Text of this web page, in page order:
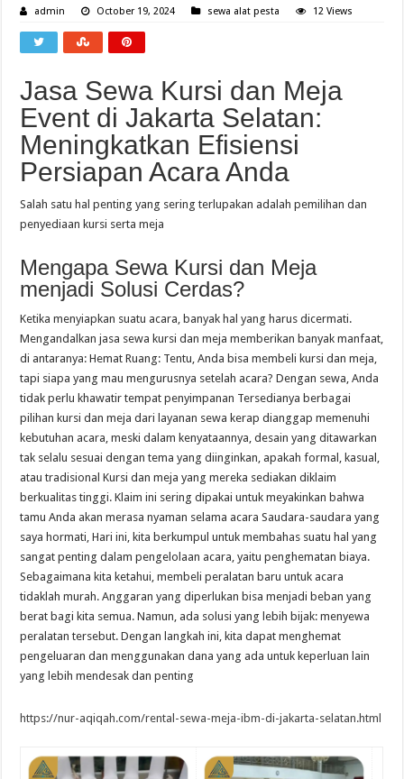
admin October 19, 2024 sewa alat pesta 12 Views
Jasa Sewa Kursi dan Meja
Event di Jakarta Selatan:
Meningkatkan Efisiensi
Persiapan Acara Anda
Salah satu hal penting yang sering terlupakan adalah pemilihan dan
penyediaan kursi serta meja
Mengapa Sewa Kursi dan Meja
menjadi Solusi Cerdas?
Ketika menyiapkan suatu acara, banyak hal yang harus dicermati.
Mengandalkan jasa sewa kursi dan meja memberikan banyak manfaat,
di antaranya: Hemat Ruang: Tentu, Anda bisa membeli kursi dan meja,
tapi siapa yang mau mengurusnya setelah acara? Dengan sewa, Anda
tidak perlu khawatir tempat penyimpanan Tersedianya berbagai
pilihan kursi dan meja dari layanan sewa kerap dianggap memenuhi
kebutuhan acara, meski dalam kenyataannya, desain yang ditawarkan
tak selalu sesuai dengan tema yang diinginkan, apakah formal, kasual,
atau tradisional Kursi dan meja yang mereka sediakan diklaim
berkualitas tinggi. Klaim ini sering dipakai untuk meyakinkan bahwa
tamu Anda akan merasa nyaman selama acara Saudara-saudara yang
saya hormati, Hari ini, kita berkumpul untuk membahas suatu hal yang
sangat penting dalam pengelolaan acara, yaitu penghematan biaya.
Sebagaimana kita ketahui, membeli peralatan baru untuk acara
tidaklah murah. Anggaran yang diperlukan bisa menjadi beban yang
berat bagi kita semua. Namun, ada solusi yang lebih bijak: menyewa
peralatan tersebut. Dengan langkah ini, kita dapat menghemat
pengeluaran dan menggunakan dana yang ada untuk keperluan lain
yang lebih mendesak dan penting
https://nur-aqiqah.com/rental-sewa-meja-ibm-di-jakarta-selatan.html